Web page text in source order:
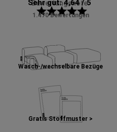
Bewertungsnote:
Sehr gut: 4,64 / 5
starstarstarstarstar
1.470 Bewertungen
Wasch-/wechselbare Bezüge
Gratis Stoffmuster >